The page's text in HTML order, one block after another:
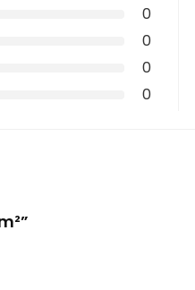
0
0
0
0